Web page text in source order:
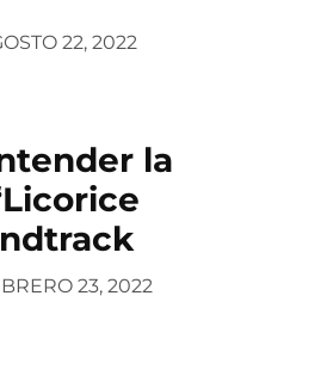
22, 2022
la
23, 2022